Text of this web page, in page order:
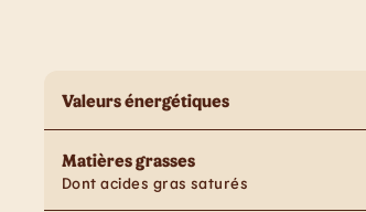
Valeurs énergétiques
Matières grasses
Dont acides gras saturés